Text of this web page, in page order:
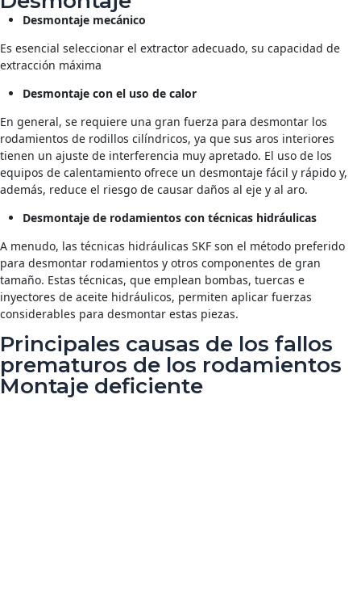
Desmontaje mecánico
Es esencial seleccionar el extractor adecuado, su capacidad de
extracción máxima
Desmontaje con el uso de calor
En general, se requiere una gran fuerza para desmontar los
rodamientos de rodillos cilíndricos, ya que sus aros interiores
tienen un ajuste de interferencia muy apretado. El uso de los
equipos de calentamiento ofrece un desmontaje fácil y rápido y,
además, reduce el riesgo de causar daños al eje y al aro.
Desmontaje de rodamientos con técnicas hidráulicas
A menudo, las técnicas hidráulicas SKF son el método preferido
para desmontar rodamientos y otros componentes de gran
tamaño. Estas técnicas, que emplean bombas, tuercas e
inyectores de aceite hidráulicos, permiten aplicar fuerzas
considerables para desmontar estas piezas.
Principales causas de los fallos
prematuros de los rodamientos
Montaje deficiente